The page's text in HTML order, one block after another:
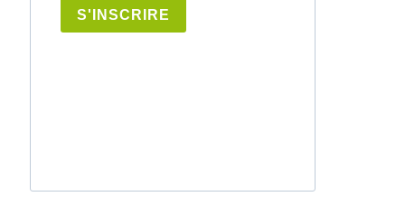
S'INSCRIRE